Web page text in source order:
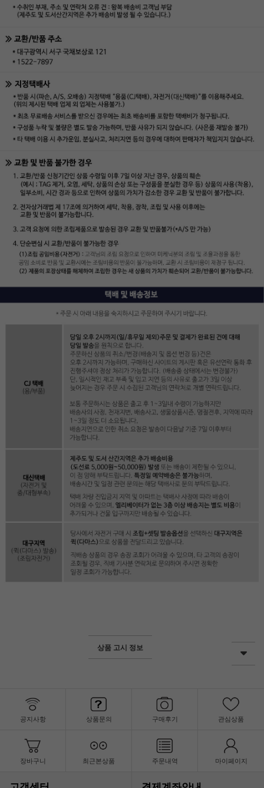
상품 고시 정보
공지사항 상품문의 구매후기 관심상품
장바구니 최근본상품 주문내역 마이페이지